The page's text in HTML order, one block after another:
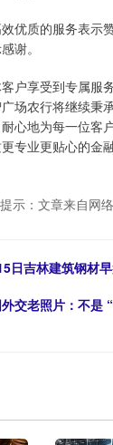
优质的服务表示
谢。
户享受到专属服
场农行将继续秉
心地为每一位客
专业更贴心的金
示：文章来自网
日吉林建筑钢材
交老照片：不是